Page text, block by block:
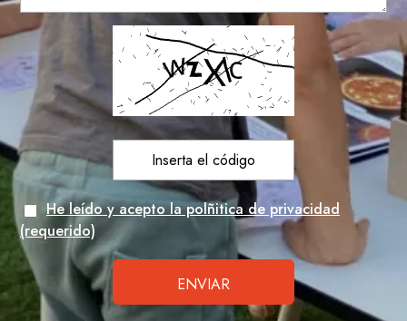
He leído y acepto la polñitica de privacidad
(requerido)